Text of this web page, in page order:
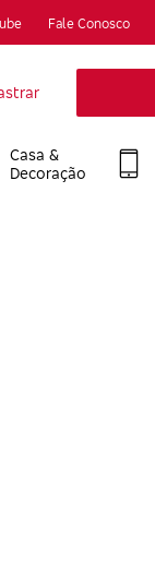
Fale Conosco
Casa &
Decoração